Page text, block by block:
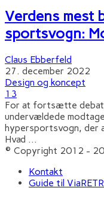
Verdens mest
sportsvogn:
Claus Ebberfeld
27. december 2022
Design og koncept
13
For at fortsætte
undervældede
hypersportsvogn, der
Hvad ...
© Copyright 2012 -
Kontakt
Guide til